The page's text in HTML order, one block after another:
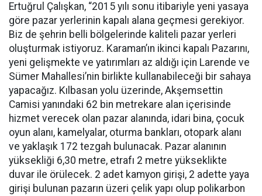
Ertuğrul Çalışkan, “2015 yılı sonu itibariyle yeni yasaya
göre pazar yerlerinin kapalı alana geçmesi gerekiyor.
Biz de şehrin belli bölgelerinde kaliteli pazar yerleri
oluşturmak istiyoruz. Karaman’ın ikinci kapalı Pazarını,
yeni gelişmekte ve yatırımları az aldığı için Larende ve
Sümer Mahallesi’nin birlikte kullanabileceği bir sahaya
yapacağız. Kılbasan yolu üzerinde, Akşemsettin
Camisi yanındaki 62 bin metrekare alan içerisinde
hizmet verecek olan pazar alanında, idari bina, çocuk
oyun alanı, kamelyalar, oturma bankları, otopark alanı
ve yaklaşık 172 tezgah bulunacak. Pazar alanının
yüksekliği 6,30 metre, etrafı 2 metre yükseklikte
duvar ile örülecek. 2 adet kamyon girişi, 2 adette yaya
girişi bulunan pazarın üzeri çelik yapı olup polikarbon